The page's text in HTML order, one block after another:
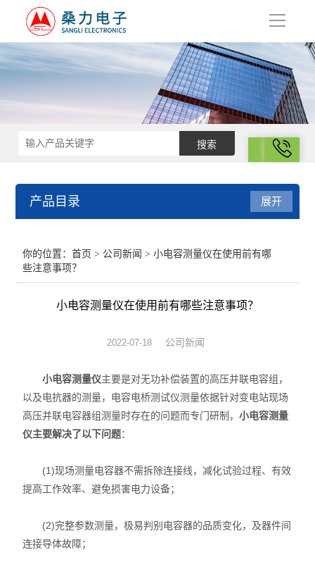
导
拨号
产品目录
电化学
表面性质与胶体化学部分
仪器仪表
光化学
展开
你的位置：首页 > 公司新闻 > 小电容测量仪在使用前有哪
些注意事项？
小电容测量仪在使用前有哪些注意事项？
2022-07-18 公司新闻
小电容测量仪主要是对无功补偿装置的高压并联电容组，
以及电抗器的测量，电容电桥测试仪测量依据针对变电站现场
高压并联电容器组测量时存在的问题而专门研制，小电容测量
仪主要解决了以下问题：
(1)现场测量电容器不需拆除连接线，减化试验过程、有效
提高工作效率、避免损害电力设备；
(2)完整参数测量，极易判别电容器的品质变化，及器件间
连接导体故障；